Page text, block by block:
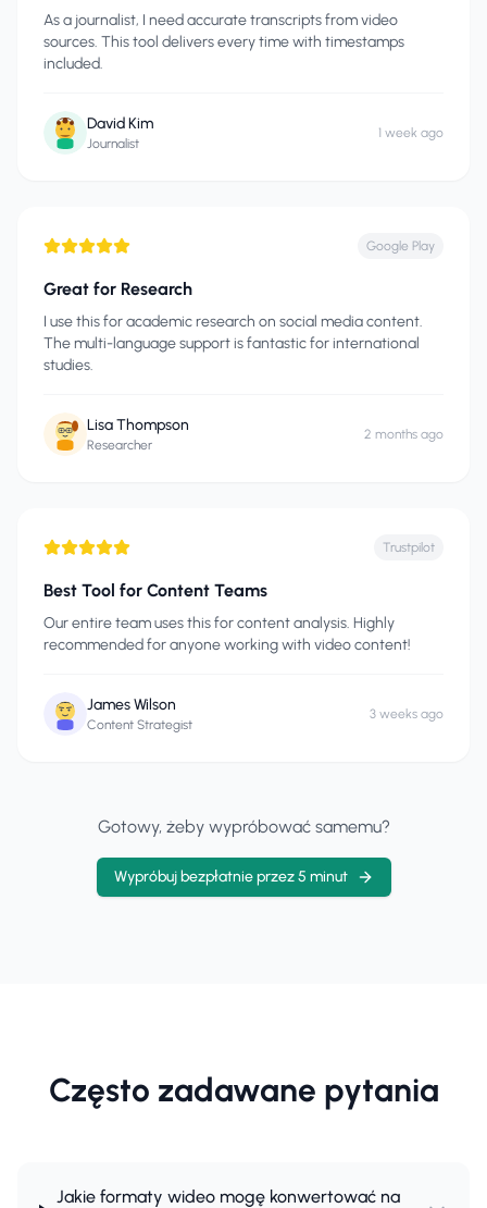
As a journalist, I need accurate transcripts from video
sources. This tool delivers every time with timestamps
included.
David Kim
Journalist
1 week ago
Google Play
Great for Research
I use this for academic research on social media content.
The multi-language support is fantastic for international
studies.
Lisa Thompson
Researcher
2 months ago
Trustpilot
Best Tool for Content Teams
Our entire team uses this for content analysis. Highly
recommended for anyone working with video content!
James Wilson
Content Strategist
3 weeks ago
Gotowy, żeby wypróbować samemu?
Wypróbuj bezpłatnie przez 5 minut
Często zadawane pytania
Jakie formaty wideo mogę konwertować na